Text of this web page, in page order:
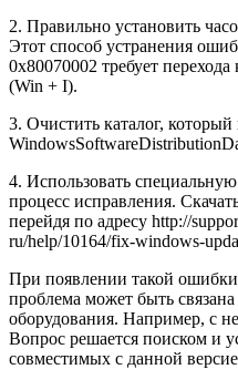
2. Правильно установить
Этот способ устранения
0x80070002 требует
(Win + I).
3. Очистить каталог, который
4. Использовать
процесс исправления.
перейдя по адресу http://
ru/help/10164/fix-windows-
При появлении такой
проблема может быть
оборудования. Например, с
Вопрос решается поиском и
совместимых с данной